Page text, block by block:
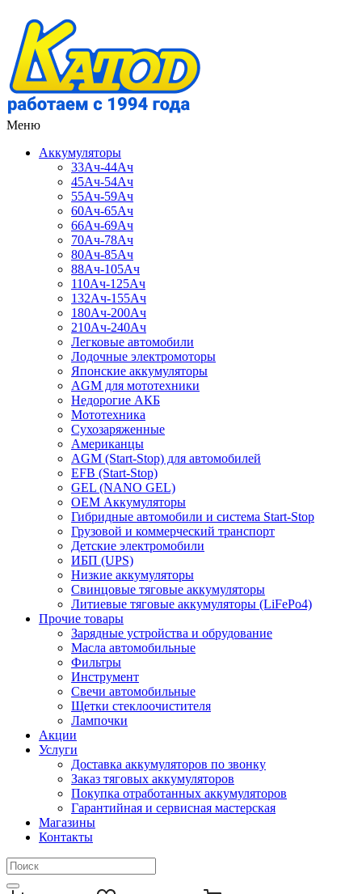
Меню
Аккумуляторы
33Ач-44Ач
45Ач-54Ач
55Ач-59Ач
60Ач-65Ач
66Ач-69Ач
70Ач-78Ач
80Ач-85Ач
88Ач-105Ач
110Ач-125Ач
132Ач-155Ач
180Ач-200Ач
210Ач-240Ач
Легковые автомобили
Лодочные электромоторы
Японские аккумуляторы
AGM для мототехники
Недорогие АКБ
Мототехника
Сухозаряженные
Американцы
AGM (Start-Stop) для автомобилей
EFB (Start-Stop)
GEL (NANO GEL)
OEM Аккумуляторы
Гибридные автомобили и система Start-Stop
Грузовой и коммерческий транспорт
Детские электромобили
ИБП (UPS)
Низкие аккумуляторы
Свинцовые тяговые аккумуляторы
Литиевые тяговые аккумуляторы (LiFePo4)
Прочие товары
Зарядные устройства и обрудование
Масла автомобильные
Фильтры
Инструмент
Свечи автомобильные
Щетки стеклоочистителя
Лампочки
Акции
Услуги
Доставка аккумуляторов по звонку
Заказ тяговых аккумуляторов
Покупка отработанных аккумуляторов
Гарантийная и сервисная мастерская
Магазины
Контакты